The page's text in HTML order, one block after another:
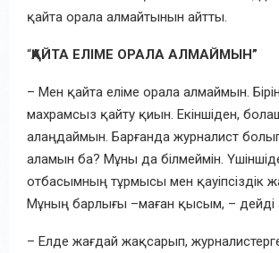
қайта орала алмайтынын айтты.
“ҚАЙТА ЕЛІМЕ ОРАЛА АЛМАЙМЫН”
– Мен қайта еліме орала алмаймын.
махрамсыз қайту қиын. Екіншіден,
алаңдаймын. Барғанда журналист
аламын ба? Мұны да білмеймін.
отбасымның тұрмысы мен қауіпсіздік
Мұның барлығы –маған қысым, – дейді
– Елде жағдай жақсарып,